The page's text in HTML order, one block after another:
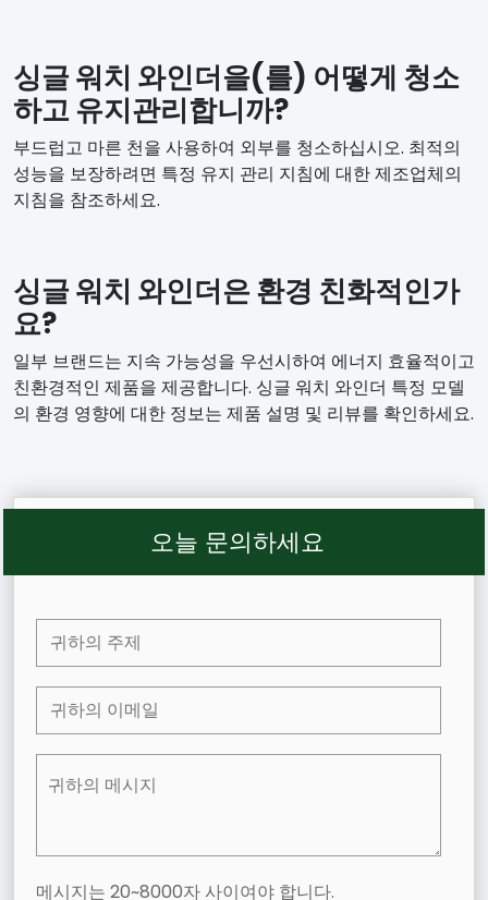
싱글 워치 와인더을(를) 어떻게 청소
하고 유지관리합니까?
부드럽고 마른 천을 사용하여 외부를 청소하십시오. 최적의
성능을 보장하려면 특정 유지 관리 지침에 대한 제조업체의
지침을 참조하세요.
싱글 워치 와인더은 환경 친화적인가
요?
일부 브랜드는 지속 가능성을 우선시하여 에너지 효율적이고
친환경적인 제품을 제공합니다. 싱글 워치 와인더 특정 모델
의 환경 영향에 대한 정보는 제품 설명 및 리뷰를 확인하세요.
오늘 문의하세요
메시지는 20~8000자 사이여야 합니다.